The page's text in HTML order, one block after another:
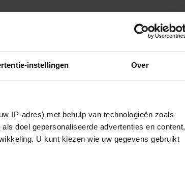
instellingen Over
IP-adres) met behulp van technologieën zoals
doel gepersonaliseerde advertenties en content,
U kunt kiezen wie uw gegevens gebruikt